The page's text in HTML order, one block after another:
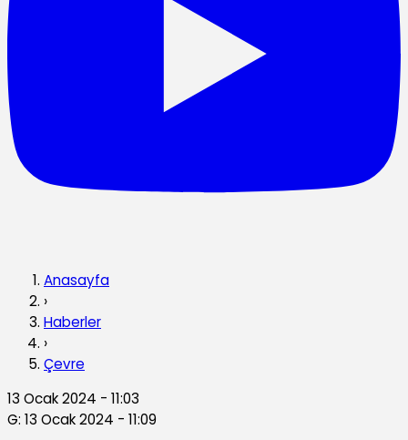
Anasayfa
›
Haberler
›
Çevre
13 Ocak 2024 - 11:03
G: 13 Ocak 2024 - 11:09